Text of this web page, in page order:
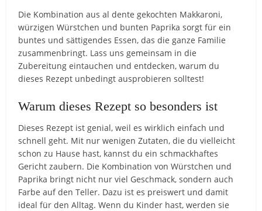
Die Kombination aus al dente gekochten Makkaroni,
würzigen Würstchen und bunten Paprika sorgt für ein
buntes und sättigendes Essen, das die ganze Familie
zusammenbringt. Lass uns gemeinsam in die
Zubereitung eintauchen und entdecken, warum du
dieses Rezept unbedingt ausprobieren solltest!
Warum dieses Rezept so besonders ist
Dieses Rezept ist genial, weil es wirklich einfach und
schnell geht. Mit nur wenigen Zutaten, die du vielleicht
schon zu Hause hast, kannst du ein schmackhaftes
Gericht zaubern. Die Kombination von Würstchen und
Paprika bringt nicht nur viel Geschmack, sondern auch
Farbe auf den Teller. Dazu ist es preiswert und damit
ideal für den Alltag. Wenn du Kinder hast, werden sie